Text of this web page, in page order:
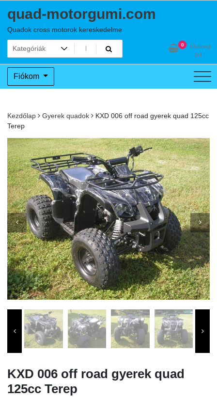
quad-motorgumi.com
Quadok cross motorok kereskedelme
0
Összeg
0 Ft
Fiókom
Kezdőlap Gyerek quadok
KXD 006 off road gyerek quad 125cc
Terep
KXD 006 off road gyerek quad
125cc Terep